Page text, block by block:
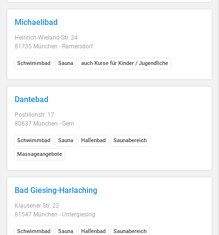
Michaelibad
Heinrich-Wieland-Str. 24
81735 München - Ramersdorf
Schwimmbad Sauna auch Kurse für Kinder / Jugendliche
Dantebad
Postillonstr. 17
80637 München - Gern
Schwimmbad Sauna Hallenbad Saunabereich
Massageangebote
Bad Giesing-Harlaching
Klausener Str. 22
81547 München - Untergiesing
Schwimmbad Sauna Hallenbad Saunabereich